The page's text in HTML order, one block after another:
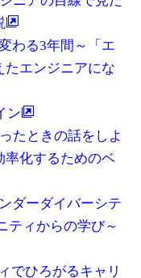
わる3年間～「エ
たエンジニアにな
ン
たときの話をしよ
化するためのベ
ダーダイバーシテ
ティからの学び～
でひろがるキャリ